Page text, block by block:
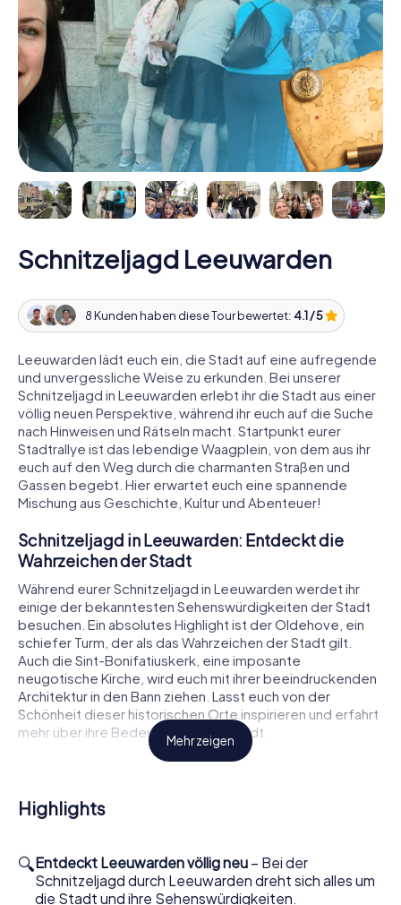
Schnitzeljagd Leeuwarden
8 Kunden haben diese Tour bewertet: 4.1 / 5
Leeuwarden lädt euch ein, die Stadt auf eine aufregende
und unvergessliche Weise zu erkunden. Bei unserer
Schnitzeljagd in Leeuwarden erlebt ihr die Stadt aus einer
völlig neuen Perspektive, während ihr euch auf die Suche
nach Hinweisen und Rätseln macht. Startpunkt eurer
Stadtrallye ist das lebendige Waagplein, von dem aus ihr
euch auf den Weg durch die charmanten Straßen und
Gassen begebt. Hier erwartet euch eine spannende
Mischung aus Geschichte, Kultur und Abenteuer!
Schnitzeljagd in Leeuwarden: Entdeckt die
Wahrzeichen der Stadt
Während eurer Schnitzeljagd in Leeuwarden werdet ihr
einige der bekanntesten Sehenswürdigkeiten der Stadt
besuchen. Ein absolutes Highlight ist der Oldehove, ein
schiefer Turm, der als das Wahrzeichen der Stadt gilt.
Auch die Sint-Bonifatiuskerk, eine imposante
neugotische Kirche, wird euch mit ihrer beeindruckenden
Architektur in den Bann ziehen. Lasst euch von der
Schönheit dieser historischen Orte inspirieren und erfahrt
mehr über ihre Bedeutung für die Stadt.
Ein weiteres Muss auf eurer Schnitzeljagd ist der
einen faszinierenden Kontrast zu den historischen Bauten
und ist ein Zeichen für die moderne Entwicklung der
und interessante Fakten über Leeuwarden erfahren.
So funktioniert die Schnitzeljagd in Leeuwarden
Mehr zeigen
Highlights
🔍Entdeckt Leeuwarden völlig neu – Bei der
Schnitzeljagd durch Leeuwarden dreht sich alles um
die Stadt und ihre Sehenswürdigkeiten.